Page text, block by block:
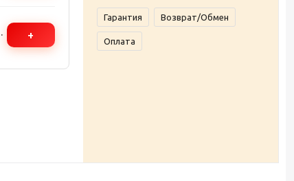
+
Гарантия Возврат/Обмен
Оплата